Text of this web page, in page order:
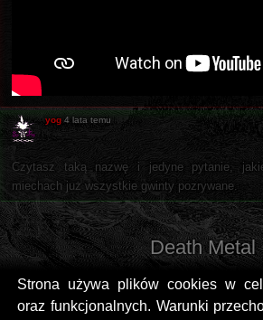
Strona używa plików cookies w
oraz funkcjonalnych. Warunki
yog 4 lata temu
Czytasz taką nazwę i jedyne pytanie,
miechach już wszystkie gwinty pozrywane.
Death Metal